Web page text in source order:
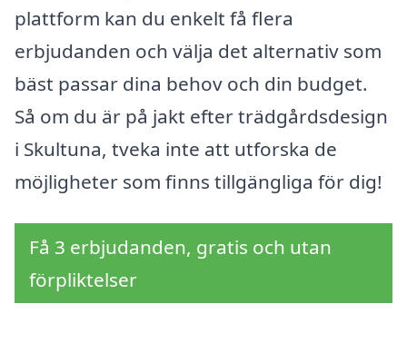
plattform kan du enkelt få flera
erbjudanden och välja det alternativ som
bäst passar dina behov och din budget.
Så om du är på jakt efter trädgårdsdesign
i Skultuna, tveka inte att utforska de
möjligheter som finns tillgängliga för dig!
Få 3 erbjudanden, gratis och utan
förpliktelser